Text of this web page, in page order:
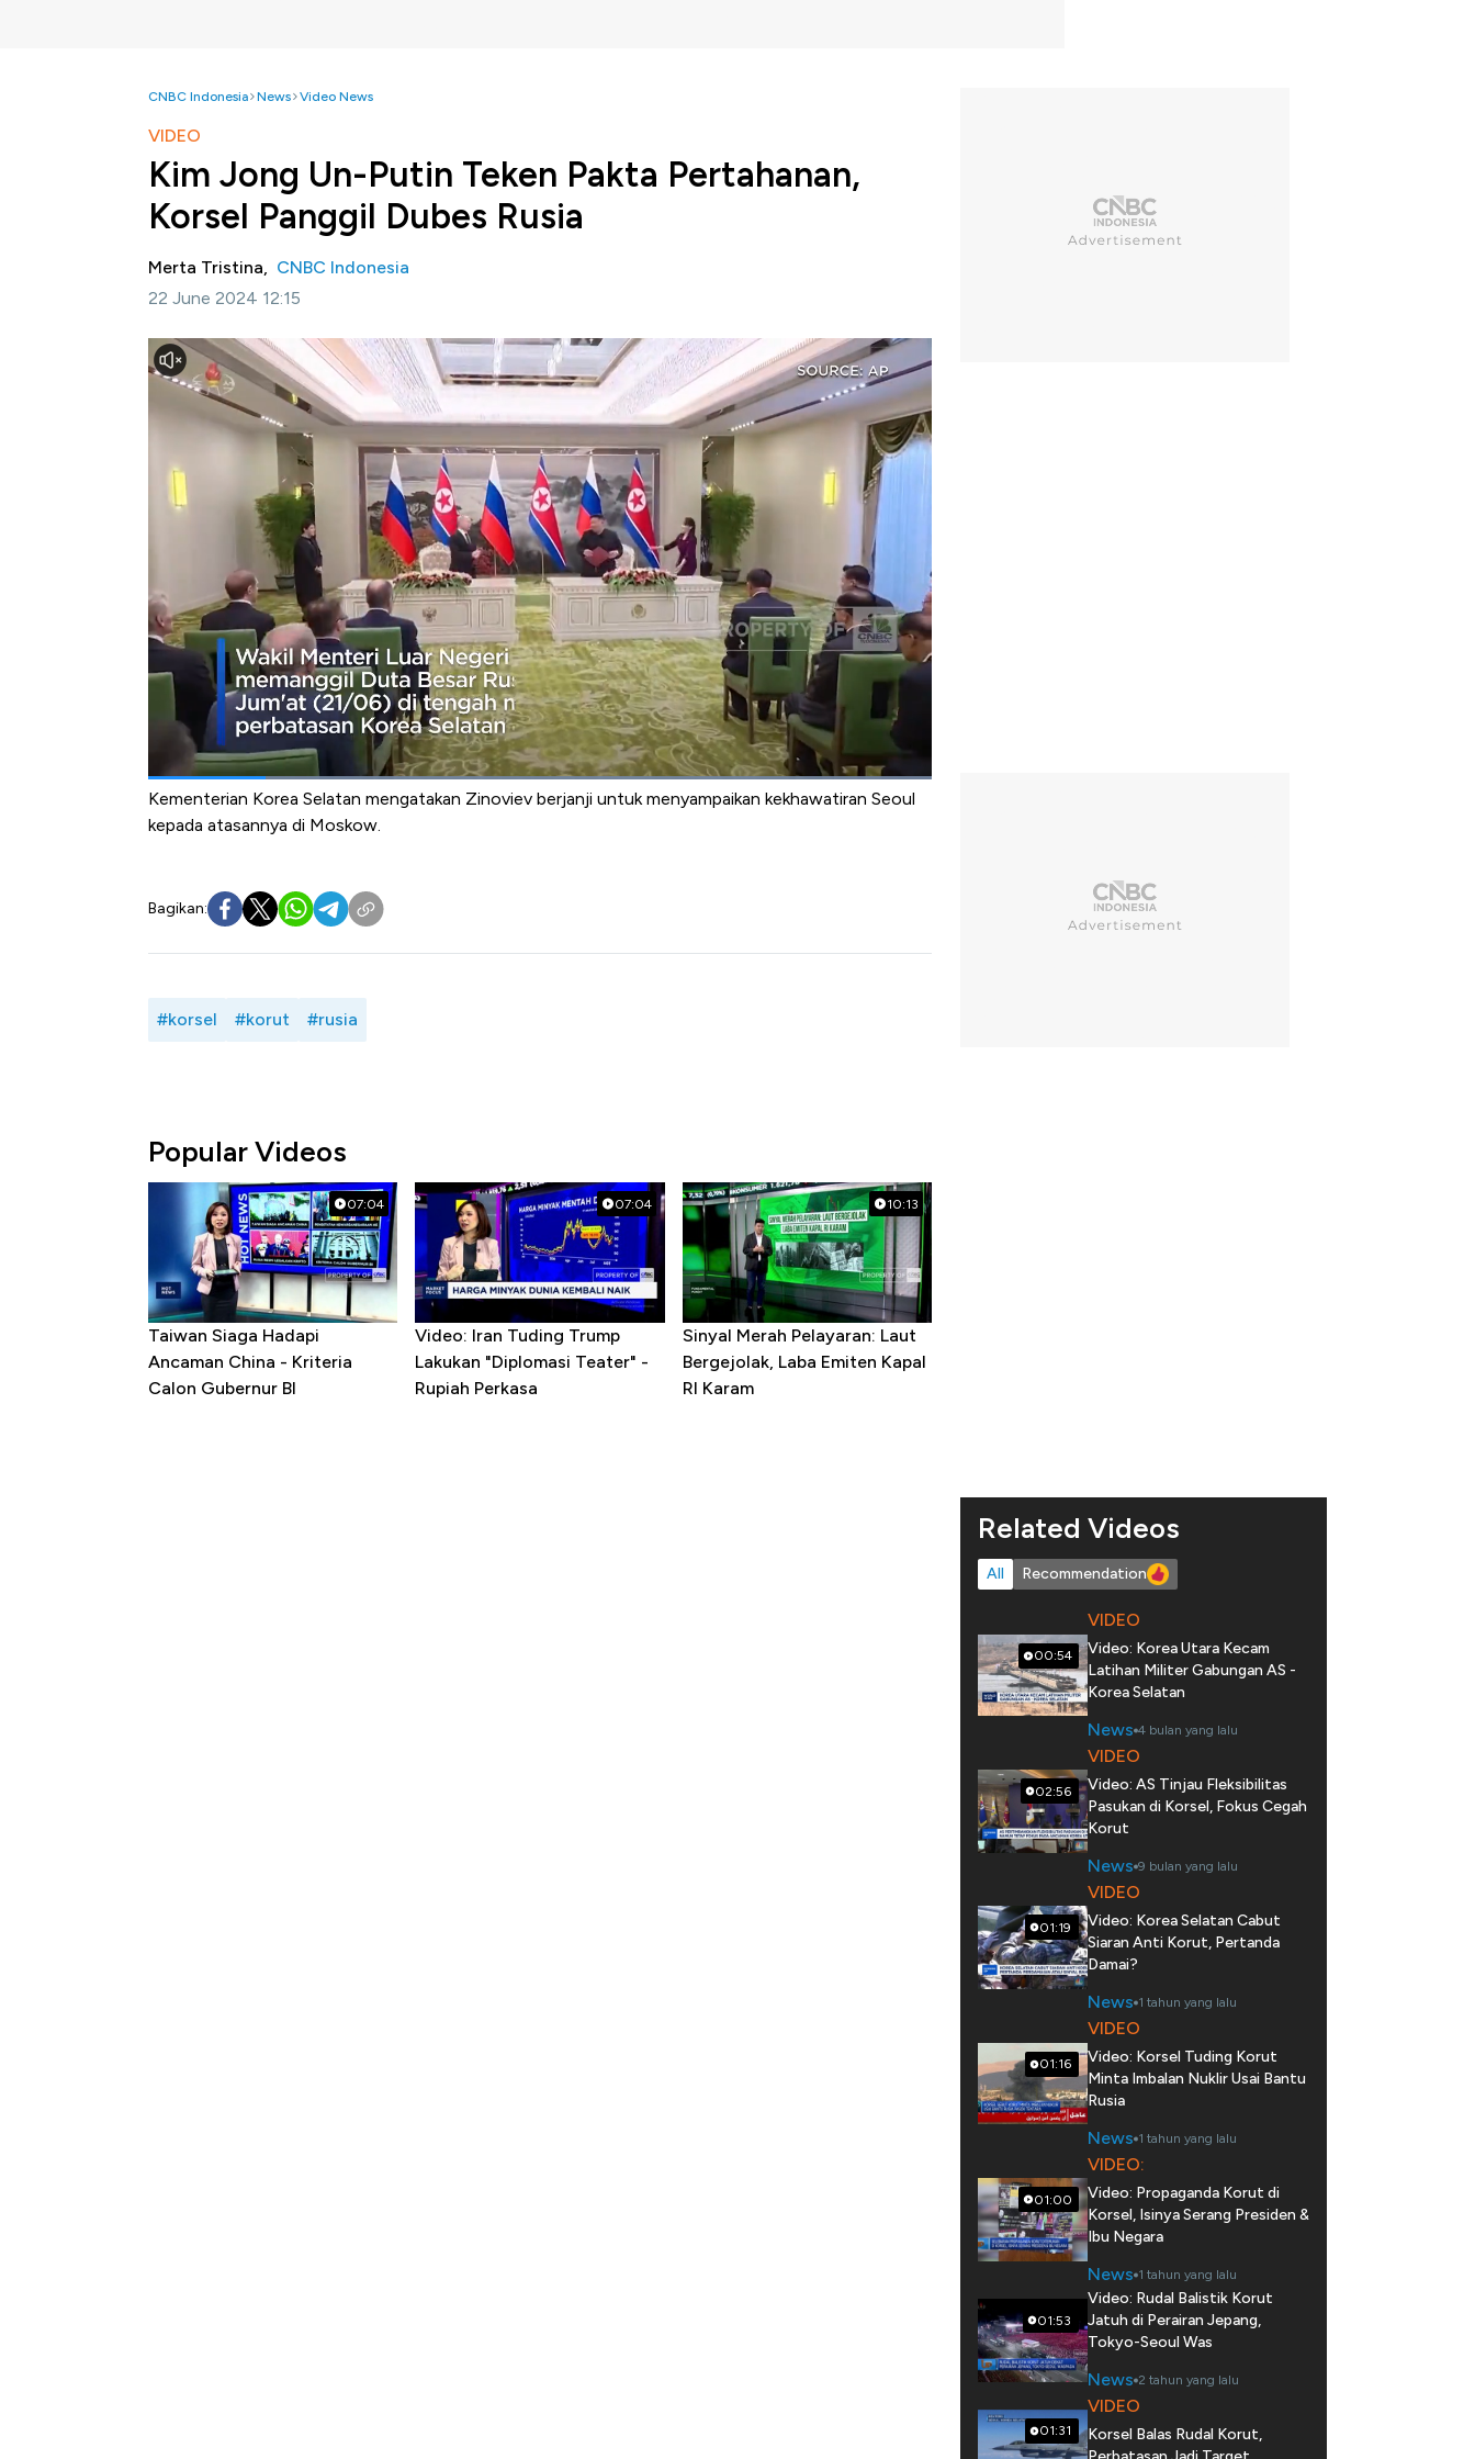
CNBC Indonesia News Video News
VIDEO
Kim Jong Un-Putin Teken Pakta Pertahanan,
Korsel Panggil Dubes Rusia
Merta Tristina, CNBC Indonesia
22 June 2024 12:15
Jakarta, CNBC Indonesia-Wakil Menteri Luar Negeri Korea Selatan, Kim Hong Kyun memanggil
Duta Besar Rusia, Georgy Zinoviev pada Jum'at (21/06) di tengah meningkatnya ketegangan di
perbatasan Korea Selatan dan Korea Utara.
Pemanggilan Duber Rusia ini untuk memprotes kesepakatan antara Presiden Rusia Vladimir Putin dan
Kim Jong Un dan menyerukan Moskow untuk segera menghentikan dugaan kerja sama militer
dengan Pyongyang.
Korea Selatan menekankan bahwa kerja sama apa pun yang secara langsung atau tidak langsung
membantu Korea Utara membangun kemampuan militernya akan melanggar resolusi Dewan
Keamanan PBB dan menimbulkan ancaman terhadap keamanan Korea Selatan, dan memperingatkan
konsekuensinya terhadap hubungan Seoul dengan Moskow.
Zinoviev mengatakan kepada para pejabat Korea bahwa segala upaya untuk "mengancam atau
memeras" Rusia tidak dapat diterima dan bahwa perjanjian negaranya dengan Korea Utara tidak
ditujukan untuk negara ketiga tertentu, tulis kedutaan Rusia di akun X-nya.
Kementerian Korea Selatan mengatakan Zinoviev berjanji untuk menyampaikan kekhawatiran Seoul
kepada atasannya di Moskow.
Bagikan:
#korsel #korut #rusia
Popular Videos
07:04
Taiwan Siaga Hadapi
Ancaman China - Kriteria
Calon Gubernur BI
07:04
Video: Iran Tuding Trump
Lakukan "Diplomasi Teater" -
Rupiah Perkasa
10:13
Sinyal Merah Pelayaran: Laut
Bergejolak, Laba Emiten Kapal
RI Karam
Related Videos
All Recommendation
00:54
VIDEO
Video: Korea Utara Kecam
Latihan Militer Gabungan AS -
Korea Selatan
News 4 bulan yang lalu
02:56
VIDEO
Video: AS Tinjau Fleksibilitas
Pasukan di Korsel, Fokus Cegah
Korut
News 9 bulan yang lalu
01:19
VIDEO
Video: Korea Selatan Cabut
Siaran Anti Korut, Pertanda
Damai?
News 1 tahun yang lalu
01:16
VIDEO
Video: Korsel Tuding Korut
Minta Imbalan Nuklir Usai Bantu
Rusia
News 1 tahun yang lalu
01:00
VIDEO:
Video: Propaganda Korut di
Korsel, Isinya Serang Presiden &
Ibu Negara
News 1 tahun yang lalu
01:53
Video: Rudal Balistik Korut
Jatuh di Perairan Jepang,
Tokyo-Seoul Was
News 2 tahun yang lalu
01:31
VIDEO
Korsel Balas Rudal Korut,